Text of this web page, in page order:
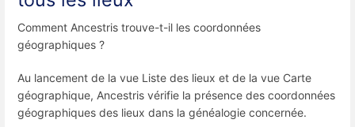
Comment Ancestris trouve-t-il les coordonnées
géographiques ?
Au lancement de la vue Liste des lieux et de la vue Carte
géographique, Ancestris vérifie la présence des coordonnées
géographiques des lieux dans la généalogie concernée.